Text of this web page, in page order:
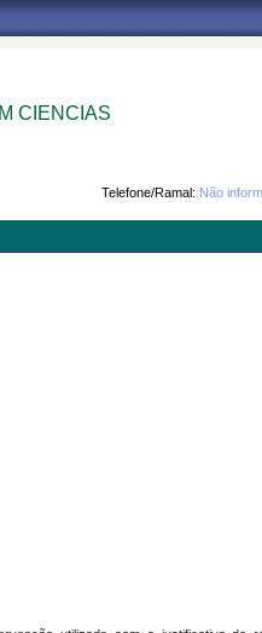
CIENCIAS
Telefone/Ramal: Não